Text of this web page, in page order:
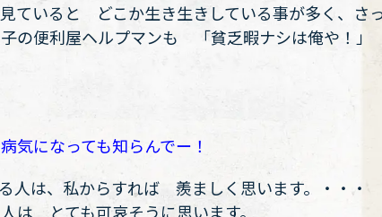
ていると どこか生き生きしている事が多く、さ
の便利屋ヘルプマンも 「貧乏暇ナシは俺や！
気になっても知らんでー！
人は、私からすれば 羨ましく思います。・・・
は とても可哀そうに思います。